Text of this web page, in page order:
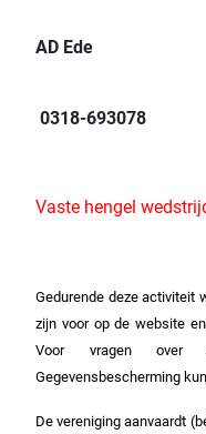
AD Ede
0318-693078
Vaste hengel
Gedurende deze activiteit
zijn voor op de website
Voor vragen over
Gegevensbescherming
De vereniging aanvaardt